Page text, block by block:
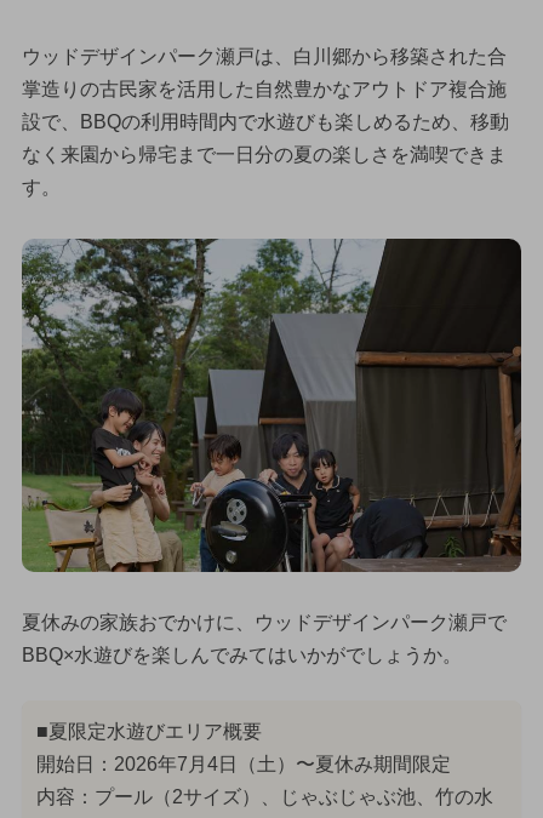
ウッドデザインパーク瀬戸は、白川郷から移築された合
掌造りの古民家を活用した自然豊かなアウトドア複合施
設で、BBQの利用時間内で水遊びも楽しめるため、移動
なく来園から帰宅まで一日分の夏の楽しさを満喫できま
す。
夏休みの家族おでかけに、ウッドデザインパーク瀬戸で
BBQ×水遊びを楽しんでみてはいかがでしょうか。
■夏限定水遊びエリア概要
開始日：2026年7月4日（土）〜夏休み期間限定
内容：プール（2サイズ）、じゃぶじゃぶ池、竹の水